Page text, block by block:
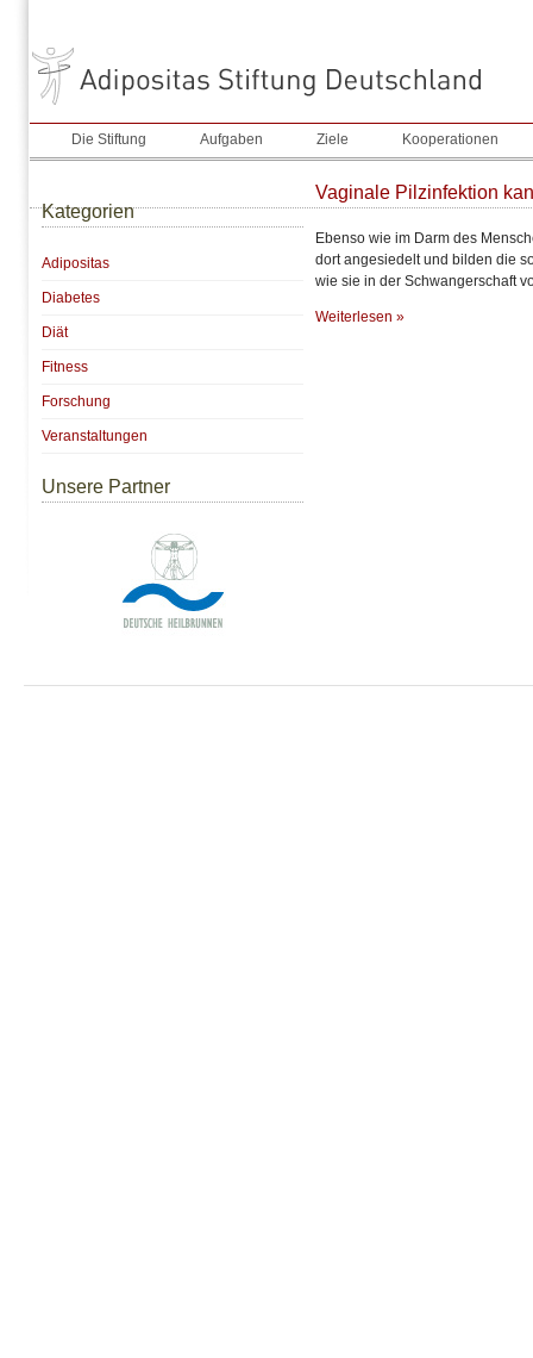
Die Stiftung Aufgaben Ziele Kooperationen
Kategorien
Adipositas
Diabetes
Diät
Fitness
Forschung
Veranstaltungen
Unsere Partner
Vaginale Pilzinfektion
Ebenso wie im Darm des
dort angesiedelt und bilden die
wie sie in der Schwangerschaft
Weiterlesen »